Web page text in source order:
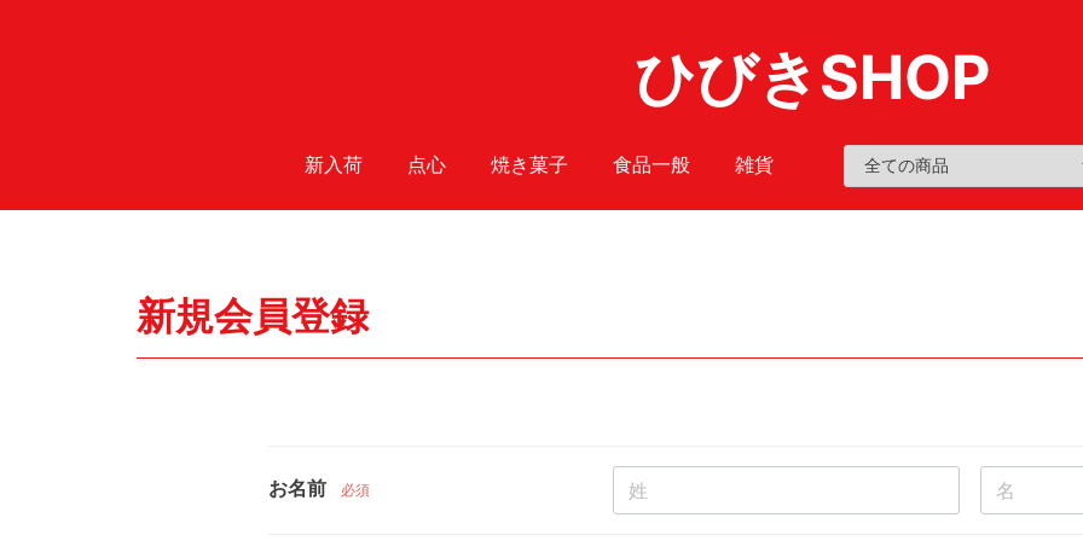
ひびきSHOP
新入荷 点心 焼き菓子 食品一般 雑貨
新規会員登録
お名前 必須